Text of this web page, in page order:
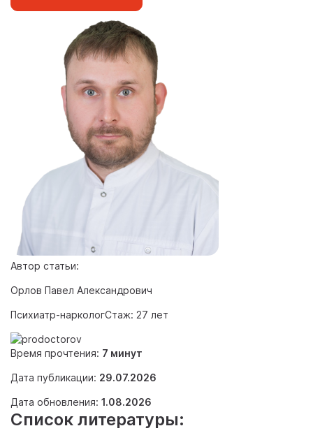
Автор статьи:
Орлов Павел Александрович
Психиатр-наркологСтаж: 27 лет
Время прочтения: 7 минут
Дата публикации: 29.07.2026
Дата обновления: 1.08.2026
Список литературы: